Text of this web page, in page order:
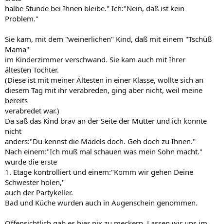
halbe Stunde bei Ihnen bleibe." Ich:"Nein, daß ist kein
Problem."
Sie kam, mit dem "weinerlichen" Kind, daß mit einem "Tschüß
Mama"
im Kinderzimmer verschwand. Sie kam auch mit Ihrer
ältesten Tochter.
(Diese ist mit meiner Ältesten in einer Klasse, wollte sich an
diesem Tag mit ihr verabreden, ging aber nicht, weil meine
bereits
verabredet war.)
Da saß das Kind brav an der Seite der Mutter und ich konnte
nicht
anders:"Du kennst die Mädels doch. Geh doch zu Ihnen."
Nach einem:"Ich muß mal schauen was mein Sohn macht."
wurde die erste
1. Etage kontrolliert und einem:"Komm wir gehen Deine
Schwester holen,"
auch der Partykeller.
Bad und Küche wurden auch in Augenschein genommen.